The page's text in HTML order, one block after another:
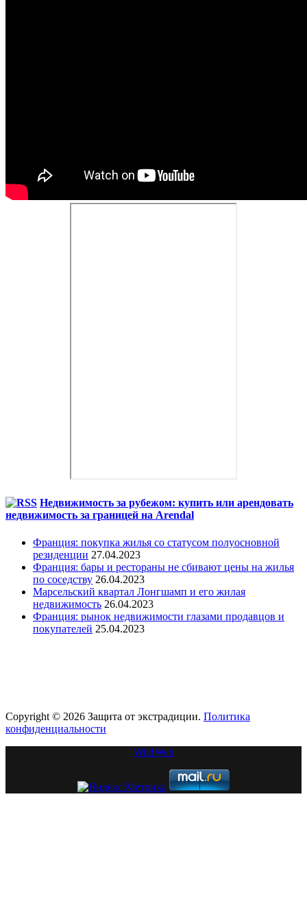
Недвижимость за рубежом: купить или арендовать
недвижимость за границей на Arendal
Франция: покупка жилья со статусом полуосновной
резиденции 27.04.2023
Франция: бары и рестораны не сбивают цены на жилья
по соседству 26.04.2023
Марсельский квартал Лонгшамп и его жилая
недвижимость 26.04.2023
Франция: рынок недвижимости глазами продавцов и
покупателей 25.04.2023
Copyright © 2026 Защита от экстрадиции. Политика
конфиденциальности
WildWeb